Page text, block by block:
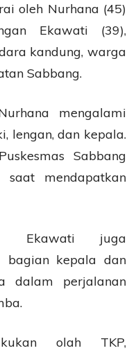
oleh Nurhana (45)
Ekawati (39),
kandung, warga
Sabbang.
mengalami
lengan, dan kepala.
Sabbang
mendapatkan
Ekawati juga
kepala dan
dalam perjalanan
olah TKP,